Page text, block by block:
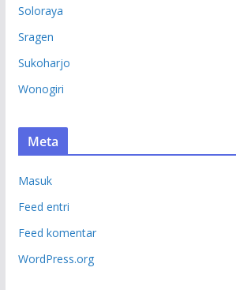
Soloraya
Sragen
Sukoharjo
Wonogiri
Meta
Masuk
Feed entri
Feed komentar
WordPress.org